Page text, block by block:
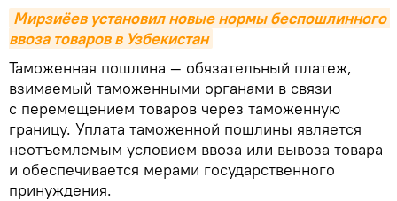
Мирзиёев установил новые нормы беспошлинного
ввоза товаров в Узбекистан
Таможенная пошлина — обязательный платеж,
взимаемый таможенными органами в связи
с перемещением товаров через таможенную
границу. Уплата таможенной пошлины является
неотъемлемым условием ввоза или вывоза товара
и обеспечивается мерами государственного
принуждения.